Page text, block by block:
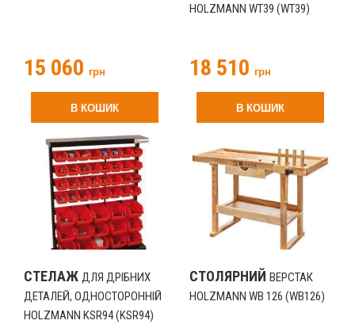
15 060 грн
В КОШИК
HOLZMANN WT39 (WT39)
18 510 грн
В КОШИК
СТЕЛАЖ ДЛЯ ДРІБНИХ
ДЕТАЛЕЙ, ОДНОСТОРОННІЙ
HOLZMANN KSR94 (KSR94)
СТОЛЯРНИЙ ВЕРСТАК
HOLZMANN WB 126 (WB126)